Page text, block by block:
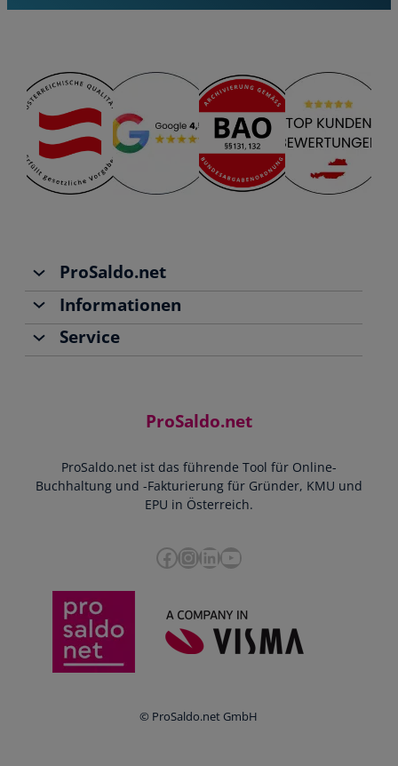
ProSaldo.net
Über uns
Team
Jobs
Presse
Datenschutz
Informationen
Buchhaltung
Doppelte Buchführung
Bankdatenimport
Zusammenarbeit mit Steuerberater
e-Rechnung an den Bund
Service
Blog
Ratgeber
Newsletter
ProSaldo.net
ProSaldo.net ist das führende Tool für Online-
Buchhaltung und -Fakturierung für Gründer, KMU und
EPU in Österreich.
Facebook InstagramLinkedIn YouTube
© ProSaldo.net GmbH